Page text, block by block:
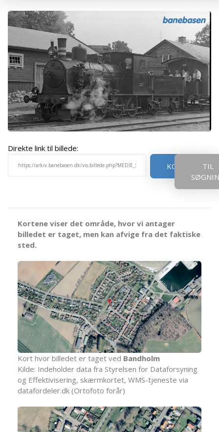
Direkte link til billede:
KOPIER
TIL
Kortene viser det område, hvor vi antager
billedet er taget, men kan afvige fra det faktiske
sted.
Kort hvor billedet er taget ved Bandholm
Kilde: Indeholder data fra Styrelsen for Dataforsyning
og Effektivisering, skærmkortet, WMS-tjeneste via
datafordeler.dk (Ortofoto forår)